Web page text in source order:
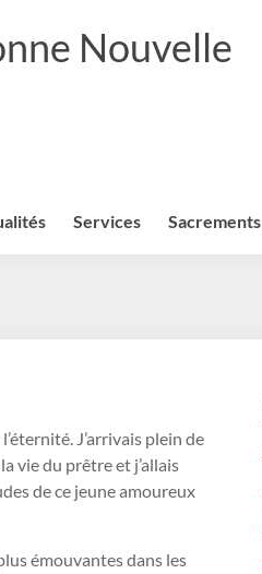
Nouvelle
Services Sacrements
J’arrivais plein de
vie du prêtre et j’allais
de ce jeune amoureux
émouvantes dans les